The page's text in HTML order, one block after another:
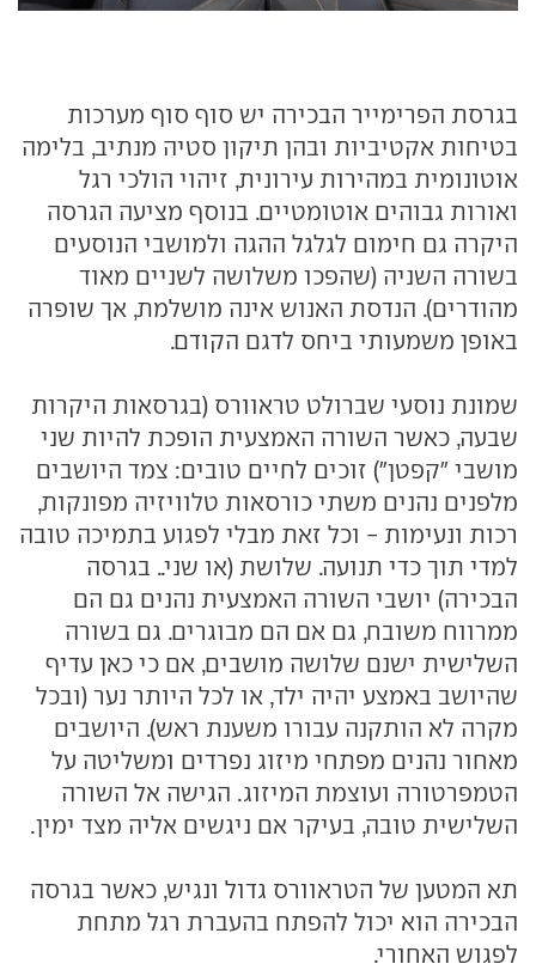
בגרסת הפרימייר הבכירה יש סוף סוף מערכות
בטיחות אקטיביות ובהן תיקון סטיה מנתיב, בלימה
אוטונומית במהירות עירונית, זיהוי הולכי רגל
ואורות גבוהים אוטומטיים. בנוסף מציעה הגרסה
היקרה גם חימום לגלגל ההגה ולמושבי הנוסעים
בשורה השניה (שהפכו משלושה לשניים מאוד
מהודרים). הנדסת האנוש אינה מושלמת, אך שופרה
באופן משמעותי ביחס לדגם הקודם.
שמונת נוסעי שברולט טראוורס (בגרסאות היקרות
שבעה, כאשר השורה האמצעית הופכת להיות שני
מושבי "קפטן") זוכים לחיים טובים: צמד היושבים
מלפנים נהנים משתי כורסאות טלוויזיה מפונקות,
רכות ונעימות - וכל זאת מבלי לפגוע בתמיכה טובה
למדי תוך כדי תנועה. שלושת (או שני.. בגרסה
הבכירה) יושבי השורה האמצעית נהנים גם הם
ממרווח משובח, גם אם הם מבוגרים. גם בשורה
השלישית ישנם שלושה מושבים, אם כי כאן עדיף
שהיושב באמצע יהיה ילד, או לכל היותר נער (ובכל
מקרה לא הותקנה עבורו משענת ראש). היושבים
מאחור נהנים מפתחי מיזוג נפרדים ומשליטה על
הטמפרטורה ועוצמת המיזוג. הגישה אל השורה
השלישית טובה, בעיקר אם ניגשים אליה מצד ימין.
תא המטען של הטראוורס גדול ונגיש, כאשר בגרסה
הבכירה הוא יכול להפתח בהעברת רגל מתחת
לפגוש האחורי.